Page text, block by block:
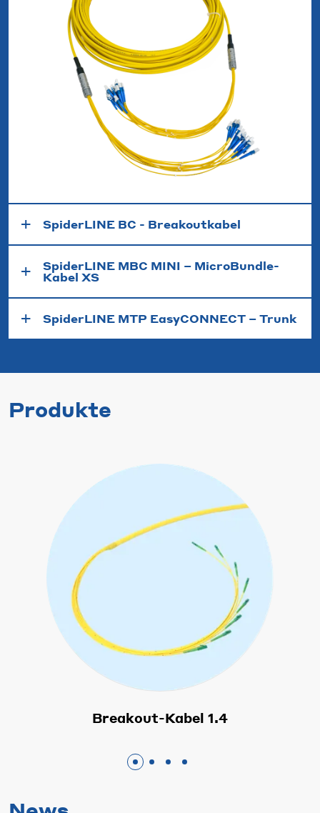
SpiderLINE BC - Breakoutkabel
SpiderLINE MBC MINI – MicroBundle-
Kabel XS
SpiderLINE MTP EasyCONNECT – Trunk
Produkte
Breakout-Kabel 1.4